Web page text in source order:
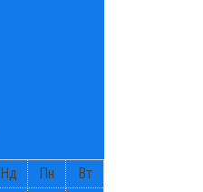
Нд Пн Вт